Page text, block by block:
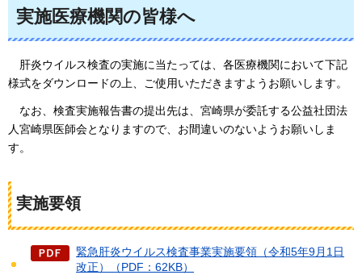
実施医療機関の皆様へ
肝炎ウイルス検査の実施に当たっては、各医療機関において下記
様式をダウンロードの上、ご使用いただきますようお願いします。
なお、検査実施報告書の提出先は、宮崎県が委託する公益社団法
人宮崎県医師会となりますので、お間違いのないようお願いしま
す。
実施要領
緊急肝炎ウイルス検査事業実施要領（令和5年9月1日
改正）（PDF：62KB）